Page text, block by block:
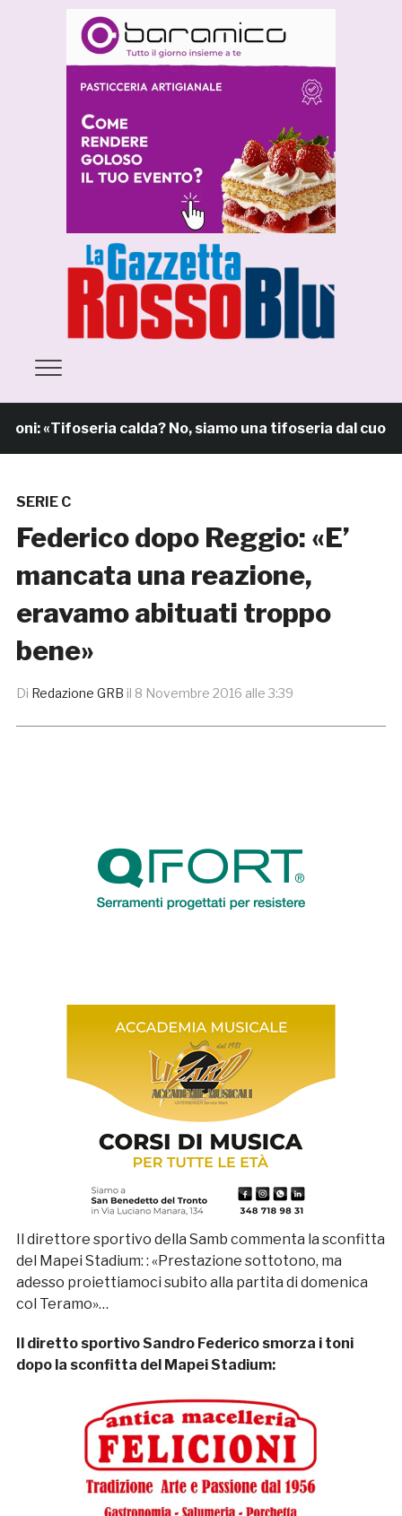
«Tifoseria calda? No, siamo una tifoseria dal cuore
SERIE C
Federico dopo Reggio: «E’
mancata una reazione,
eravamo abituati troppo
bene»
Di Redazione GRB il 8 Novembre 2016 alle 3:39
Il direttore sportivo della Samb commenta la sconfitta
del Mapei Stadium: : «Prestazione sottotono, ma
adesso proiettiamoci subito alla partita di domenica
col Teramo»…
Il diretto sportivo Sandro Federico smorza i toni
dopo la sconfitta del Mapei Stadium: